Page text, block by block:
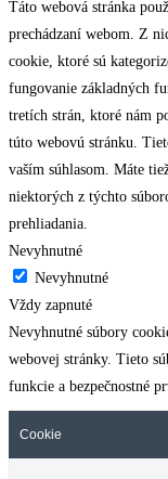
Táto webová stránka
prechádzaní webom. Z
cookie, ktoré sú
fungovanie základných
tretích strán, ktoré nám
túto webovú stránku.
vaším súhlasom. Máte
niektorých z týchto
prehliadania.
Nevyhnutné
Nevyhnutné
Vždy zapnuté
Nevyhnutné súbory
webovej stránky. Tieto
funkcie a bezpečnostné
Cookie